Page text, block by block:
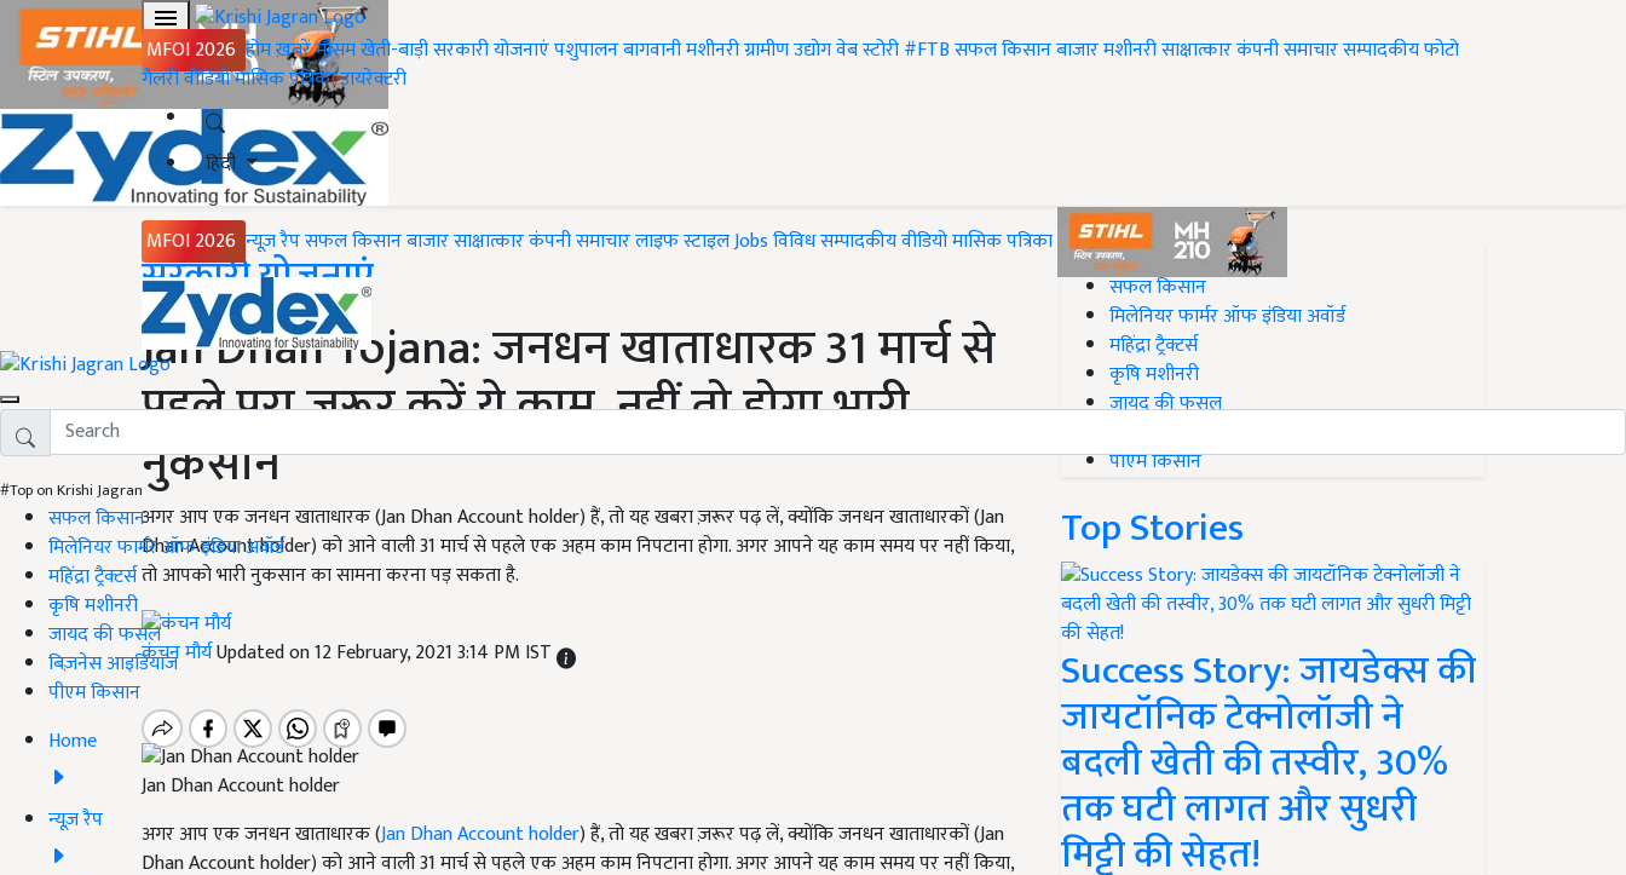
MFOI 2026 होमख़बरेंमौसमखेती-बाड़ीसरकारी योजनाएंपशुपालनबागवानीमशीनरीग्रामीण उद्योगवेब स्टोरी#FTBसफल किसानबाजारमशीनरीसाक्षात्कारकंपनी समाचारसम्पादकीयफोटो
गैलरीवीडियोमासिक पत्रिकाडायरेक्टरी
हिंदी
MFOI 2026 न्यूज़ रैपसफल किसानबाजारसाक्षात्कारकंपनी समाचारलाइफ स्टाइलJobsविविधसम्पादकीयवीडियोमासिक पत्रिका
#Top on Krishi Jagran
सफल किसान
मिलेनियर फार्मर ऑफ इंडिया अवॉर्ड
महिंद्रा ट्रैक्टर्स
कृषि मशीनरी
जायद की फसल
बिज़नेस आइडियाज
पीएम किसान
Home
न्यूज़ रैप
Home
सरकारी योजनाएं
Jan Dhan Yojana: जनधन खाताधारक 31 मार्च से
पहले पूरा जरूर करें ये काम, नहीं तो होगा भारी
नुकसान
अगर आप एक जनधन खाताधारक (Jan Dhan Account holder) हैं, तो यह खबरा ज़रूर पढ़ लें, क्योंकि जनधन खाताधारकों (Jan
Dhan Account holder) को आने वाली 31 मार्च से पहले एक अहम काम निपटाना होगा. अगर आपने यह काम समय पर नहीं किया,
तो आपको भारी नुकसान का सामना करना पड़ सकता है.
कंचन मौर्यUpdated on 12 February, 2021 3:14 PM IST
Jan Dhan Account holder
अगर आप एक जनधन खाताधारक (Jan Dhan Account holder) हैं, तो यह खबरा ज़रूर पढ़ लें, क्योंकि जनधन खाताधारकों (Jan
Dhan Account holder) को आने वाली 31 मार्च से पहले एक अहम काम निपटाना होगा. अगर आपने यह काम समय पर नहीं किया,
#Top on Krishi Jagran
सफल किसान
मिलेनियर फार्मर ऑफ इंडिया अवॉर्ड
महिंद्रा ट्रैक्टर्स
कृषि मशीनरी
जायद की फसल
पीएम किसान
Top Stories
Success Story: जायडेक्स की
जायटॉनिक टेक्नोलॉजी ने
बदली खेती की तस्वीर, 30%
तक घटी लागत और सुधरी
मिट्टी की सेहत!